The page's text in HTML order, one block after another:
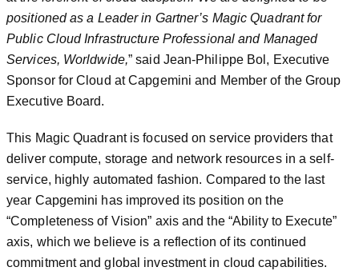
positioned as a Leader in Gartner’s Magic Quadrant for
Public Cloud Infrastructure Professional and Managed
Services, Worldwide,” said Jean-Philippe Bol, Executive
Sponsor for Cloud at Capgemini and Member of the Group
Executive Board.
This Magic Quadrant is focused on service providers that
deliver compute, storage and network resources in a self-
service, highly automated fashion. Compared to the last
year Capgemini has improved its position on the
“Completeness of Vision” axis and the “Ability to Execute”
axis, which we believe is a reflection of its continued
commitment and global investment in cloud capabilities.